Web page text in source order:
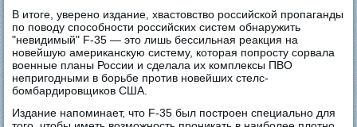
В итоге, уверено издание, хвастовство российской пропаганды
по поводу способности российских систем обнаружить
"невидимый" F-35 — это лишь бессильная реакция на
новейшую американскую систему, которая попросту сорвала
военные планы России и сделала их комплексы ПВО
непригодными в борьбе против новейших стелс-
бомбардировщиков США.
Издание напоминает, что F-35 был построен специально для